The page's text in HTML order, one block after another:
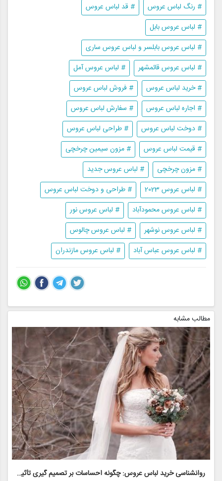
# رنگ لباس عروس
# قد لباس عروس
# لباس عروس بابل
# لباس عروس بابلسر و لباس عروس ساری
# لباس عروس قائمشهر
# لباس عروس آمل
# خرید لباس عروس
# فروش لباس عروس
# اجاره لباس عروس
# سفارش لباس عروس
# دوخت لباس عروس
# طراحی لباس عروس
# قیمت لباس عروس
# مزون سیمین چرخچی
# مزون چرخچی
# لباس عروس جدید
# لباس عروس 2023
# طراحی و دوخت لباس عروس
# لباس عروس محمودآباد
# لباس عروس نور
# لباس عروس نوشهر
# لباس عروس چالوس
# لباس عروس عباس آباد
# لباس عروس مازندران
مطالب مشابه
روانشناسی خرید لباس عروس: چگونه احساسات بر تصمیم گیری تأثیر می گذارد